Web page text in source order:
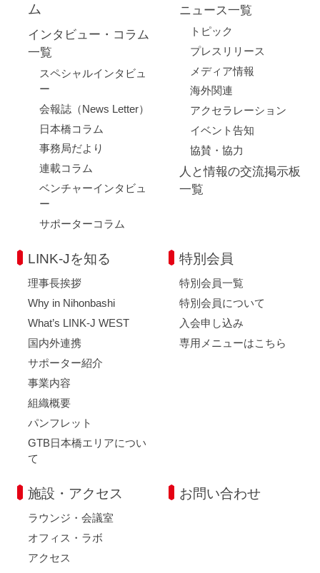
ム
インタビュー・コラム
一覧
スペシャルインタビュ
ー
会報誌（News Letter）
日本橋コラム
事務局だより
連載コラム
ベンチャーインタビュ
ー
サポーターコラム
ニュース一覧
トピック
プレスリリース
メディア情報
海外関連
アクセラレーション
イベント告知
協賛・協力
人と情報の交流掲示板
一覧
LINK-Jを知る
理事長挨拶
Why in Nihonbashi
What’s LINK-J WEST
国内外連携
サポーター紹介
事業内容
組織概要
パンフレット
GTB日本橋エリアについ
て
特別会員
特別会員一覧
特別会員について
入会申し込み
専用メニューはこちら
施設・アクセス
ラウンジ・会議室
オフィス・ラボ
アクセス
お問い合わせ